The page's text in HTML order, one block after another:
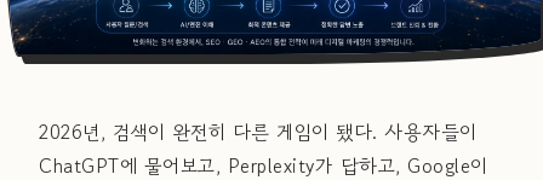
2026년, 검색이 완전히 다른 게임이 됐다. 사용자들이
ChatGPT에 물어보고, Perplexity가 답하고, Google이